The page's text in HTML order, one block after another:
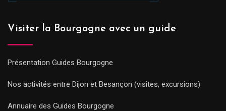
Visiter la Bourgogne avec un guide
Présentation Guides Bourgogne
Nos activités entre Dijon et Besançon (visites, excursions)
Annuaire des Guides Bourgogne